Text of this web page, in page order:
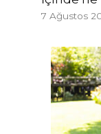
7 Ağustos